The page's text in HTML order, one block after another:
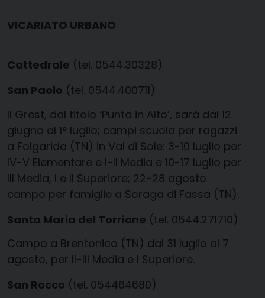
VICARIATO URBANO
Cattedrale (tel. 0544.30328)
San Paolo (tel. 0544.400711)
Il Grest, dal titolo ‘Punta in Alto’, sarà dal 12
giugno al 1° luglio; campi scuola per ragazzi
a Folgarida (TN) in Val di Sole: 3-10 luglio per
IV-V Elementare e I-II Media e 10-17 luglio per
III Media, I e II Superiore; 22-28 agosto
campo per famiglie a Soraga di Fassa (TN).
Santa Maria del Torrione (tel. 0544.271710)
Campo a Brentonico (TN) dal 31 luglio al 7
agosto, per II-III Media e I Superiore.
San Rocco (tel. 054464680)